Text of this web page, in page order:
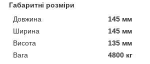
Габаритні розміри
Довжина
145 мм
Ширина
145 мм
Висота
135 мм
Вага
4800 кг